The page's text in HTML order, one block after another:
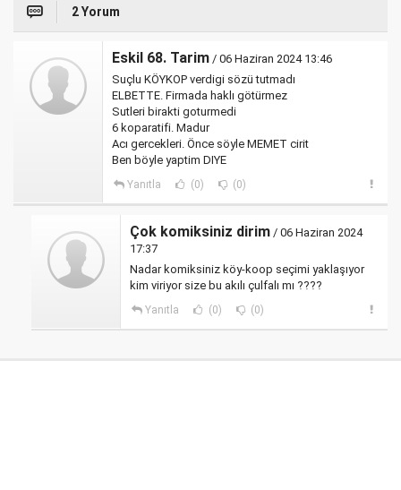
2 Yorum
Eskil 68. Tarim / 06 Haziran 2024 13:46
Suçlu KÖYKOP verdigi sözü tutmadı
ELBETTE. Firmada haklı götürmez
Sutleri birakti goturmedi
6 koparatifi. Madur
Acı gercekleri. Önce söyle MEMET cirit
Ben böyle yaptim DIYE
Yanıtla (0) (0)
Çok komiksiniz dirim / 06 Haziran 2024
17:37
Nadar komiksiniz köy-koop seçimi yaklaşıyor
kim viriyor size bu akılı çulfalı mı ????
Yanıtla (0) (0)